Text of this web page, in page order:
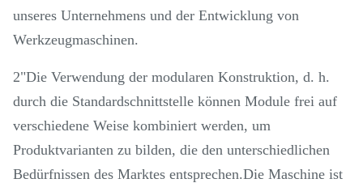
unseres Unternehmens und der Entwicklung von
Werkzeugmaschinen.
2"Die Verwendung der modularen Konstruktion, d. h.
durch die Standardschnittstelle können Module frei auf
verschiedene Weise kombiniert werden, um
Produktvarianten zu bilden, die den unterschiedlichen
Bedürfnissen des Marktes entsprechen.Die Maschine ist